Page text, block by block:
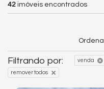
42 imóveis encontrados
Filtrando por: venda
remover todos